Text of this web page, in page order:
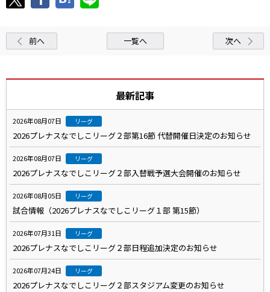
前へ 一覧へ 次へ
最新記事
2026年08月07日 リーグ
2026プレナスなでしこリーグ２部第16節 代替開催日決定のお知らせ
2026年08月07日 リーグ
2026プレナスなでしこリーグ２部入替戦予選大会開催のお知らせ
2026年08月05日 リーグ
試合情報（2026プレナスなでしこリーグ１部 第15節）
2026年07月31日 リーグ
2026プレナスなでしこリーグ２部日程追加決定のお知らせ
2026年07月24日 リーグ
2026プレナスなでしこリーグ２部スタジアム変更のお知らせ